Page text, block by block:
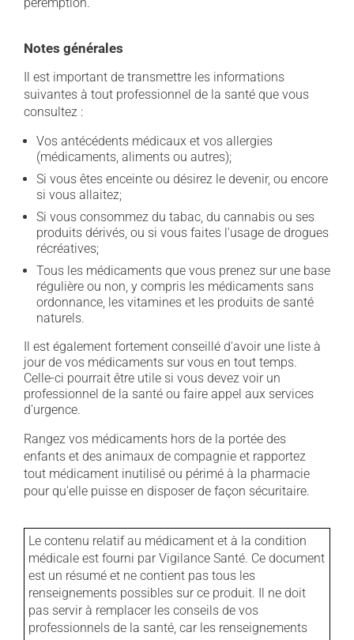
Notes générales
Il est important de transmettre les informations
suivantes à tout professionnel de la santé que vous
consultez :
Vos antécédents médicaux et vos allergies
(médicaments, aliments ou autres);
Si vous êtes enceinte ou désirez le devenir, ou encore
si vous allaitez;
Si vous consommez du tabac, du cannabis ou ses
produits dérivés, ou si vous faites l'usage de drogues
récréatives;
Tous les médicaments que vous prenez sur une base
régulière ou non, y compris les médicaments sans
ordonnance, les vitamines et les produits de santé
naturels.
Il est également fortement conseillé d'avoir une liste à
jour de vos médicaments sur vous en tout temps.
Celle-ci pourrait être utile si vous devez voir un
professionnel de la santé ou faire appel aux services
d'urgence.
Rangez vos médicaments hors de la portée des
enfants et des animaux de compagnie et rapportez
tout médicament inutilisé ou périmé à la pharmacie
pour qu'elle puisse en disposer de façon sécuritaire.
Le contenu relatif au médicament et à la condition
médicale est fourni par Vigilance Santé. Ce document
est un résumé et ne contient pas tous les
renseignements possibles sur ce produit. Il ne doit
pas servir à remplacer les conseils de vos
professionnels de la santé, car les renseignements